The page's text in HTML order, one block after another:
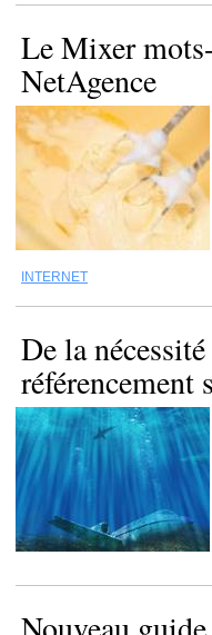
Le Mixer
NetAgence
INTERNET
De la
référencement